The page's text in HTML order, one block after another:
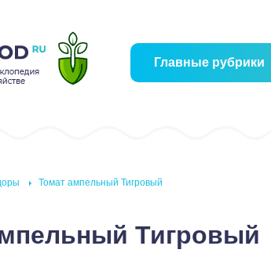
Главные рубрики
Томат ампельный Тигровый
Тигровый